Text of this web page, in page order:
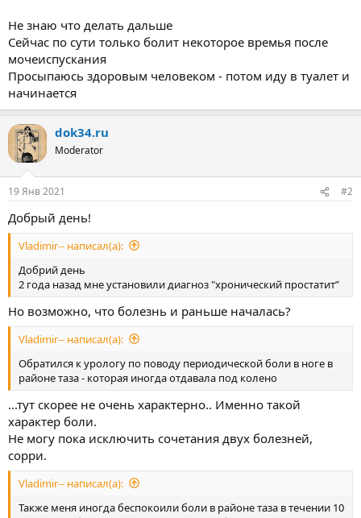
Не знаю что делать дальше
Сейчас по сути только болит некоторое времья после
мочеиспускания
Просыпаюсь здоровым человеком - потом иду в туалет и
начинается
dok34.ru
Moderator
19 Янв 2021 #2
Добрый день!
Vladimir-- написал(а):
Добрий день
2 года назад мне установили диагноз "хронический простатит”
Но возможно, что болезнь и раньше началась?
Vladimir-- написал(а):
Обратился к урологу по поводу периодической боли в ноге в
районе таза - которая иногда отдавала под колено
...тут скорее не очень характерно.. Именно такой
характер боли.
Не могу пока исключить сочетания двух болезней,
сорри.
Vladimir-- написал(а):
Также меня иногда беспокоили боли в районе таза в течении 10